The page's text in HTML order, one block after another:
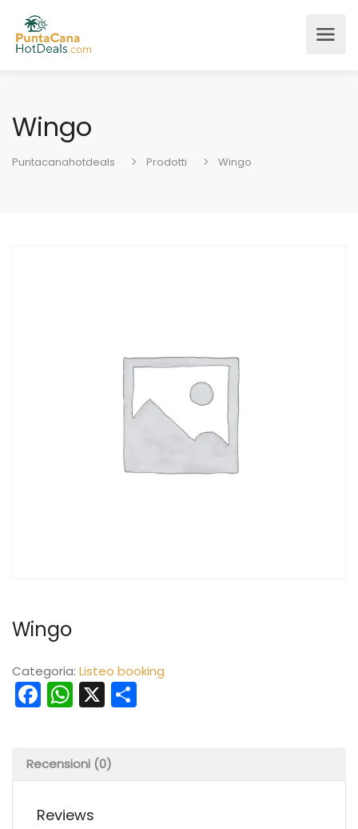
Wingo
Puntacanahotdeals Prodotti Wingo
Wingo
Categoria: Listeo booking
Facebook
WhatsApp
X
Recensioni (0)
Reviews